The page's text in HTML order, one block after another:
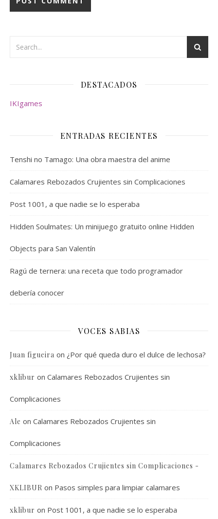
DESTACADOS
IKIgames
ENTRADAS RECIENTES
Tenshi no Tamago: Una obra maestra del anime
Calamares Rebozados Crujientes sin Complicaciones
Post 1001, a que nadie se lo esperaba
Hidden Soulmates: Un minijuego gratuito online Hidden
Objects para San Valentín
Ragú de ternera: una receta que todo programador
debería conocer
VOCES SABIAS
Juan figueira on ¿Por qué queda duro el dulce de lechosa?
xklibur on Calamares Rebozados Crujientes sin
Complicaciones
Ale on Calamares Rebozados Crujientes sin
Complicaciones
Calamares Rebozados Crujientes sin Complicaciones -
XKLIBUR on Pasos simples para limpiar calamares
xklibur on Post 1001, a que nadie se lo esperaba